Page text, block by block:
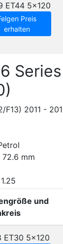
ET44 5x120
Preis
erhalten
F13) 2011 -
mm
und
ET30 5x120